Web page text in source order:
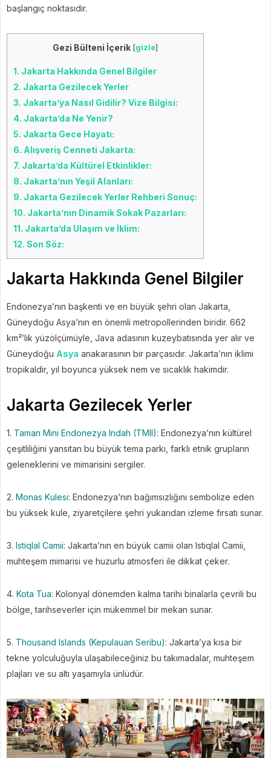
başlangıç noktasıdır.
Gezi Bülteni İçerik [gizle]
1. Jakarta Hakkında Genel Bilgiler
2. Jakarta Gezilecek Yerler
3. Jakarta’ya Nasıl Gidilir? Vize Bilgisi:
4. Jakarta’da Ne Yenir?
5. Jakarta Gece Hayatı:
6. Alışveriş Cenneti Jakarta:
7. Jakarta’da Kültürel Etkinlikler:
8. Jakarta’nın Yeşil Alanları:
9. Jakarta Gezilecek Yerler Rehberi Sonuç:
10. Jakarta’nın Dinamik Sokak Pazarları:
11. Jakarta’da Ulaşım ve İklim:
12. Son Söz:
Jakarta Hakkında Genel Bilgiler
Endonezya’nın başkenti ve en büyük şehri olan Jakarta,
Güneydoğu Asya’nın en önemli metropollerinden biridir. 662
km²’lik yüzölçümüyle, Java adasının kuzeybatısında yer alır ve
Güneydoğu Asya anakarasının bir parçasıdır. Jakarta’nın iklimi
tropikaldir, yıl boyunca yüksek nem ve sıcaklık hakimdir.
Jakarta Gezilecek Yerler
1. Taman Mini Endonezya Indah (TMII): Endonezya’nın kültürel
çeşitliliğini yansıtan bu büyük tema parkı, farklı etnik grupların
geleneklerini ve mimarisini sergiler.
2. Monas Kulesi: Endonezya’nın bağımsızlığını sembolize eden
bu yüksek kule, ziyaretçilere şehri yukarıdan izleme fırsatı sunar.
3. Istiqlal Camii: Jakarta’nın en büyük camii olan Istiqlal Camii,
muhteşem mimarisi ve huzurlu atmosferi ile dikkat çeker.
4. Kota Tua: Kolonyal dönemden kalma tarihi binalarla çevrili bu
bölge, tarihseverler için mükemmel bir mekan sunar.
5. Thousand Islands (Kepulauan Seribu): Jakarta’ya kısa bir
tekne yolculuğuyla ulaşabileceğiniz bu takımadalar, muhteşem
plajları ve su altı yaşamıyla ünlüdür.